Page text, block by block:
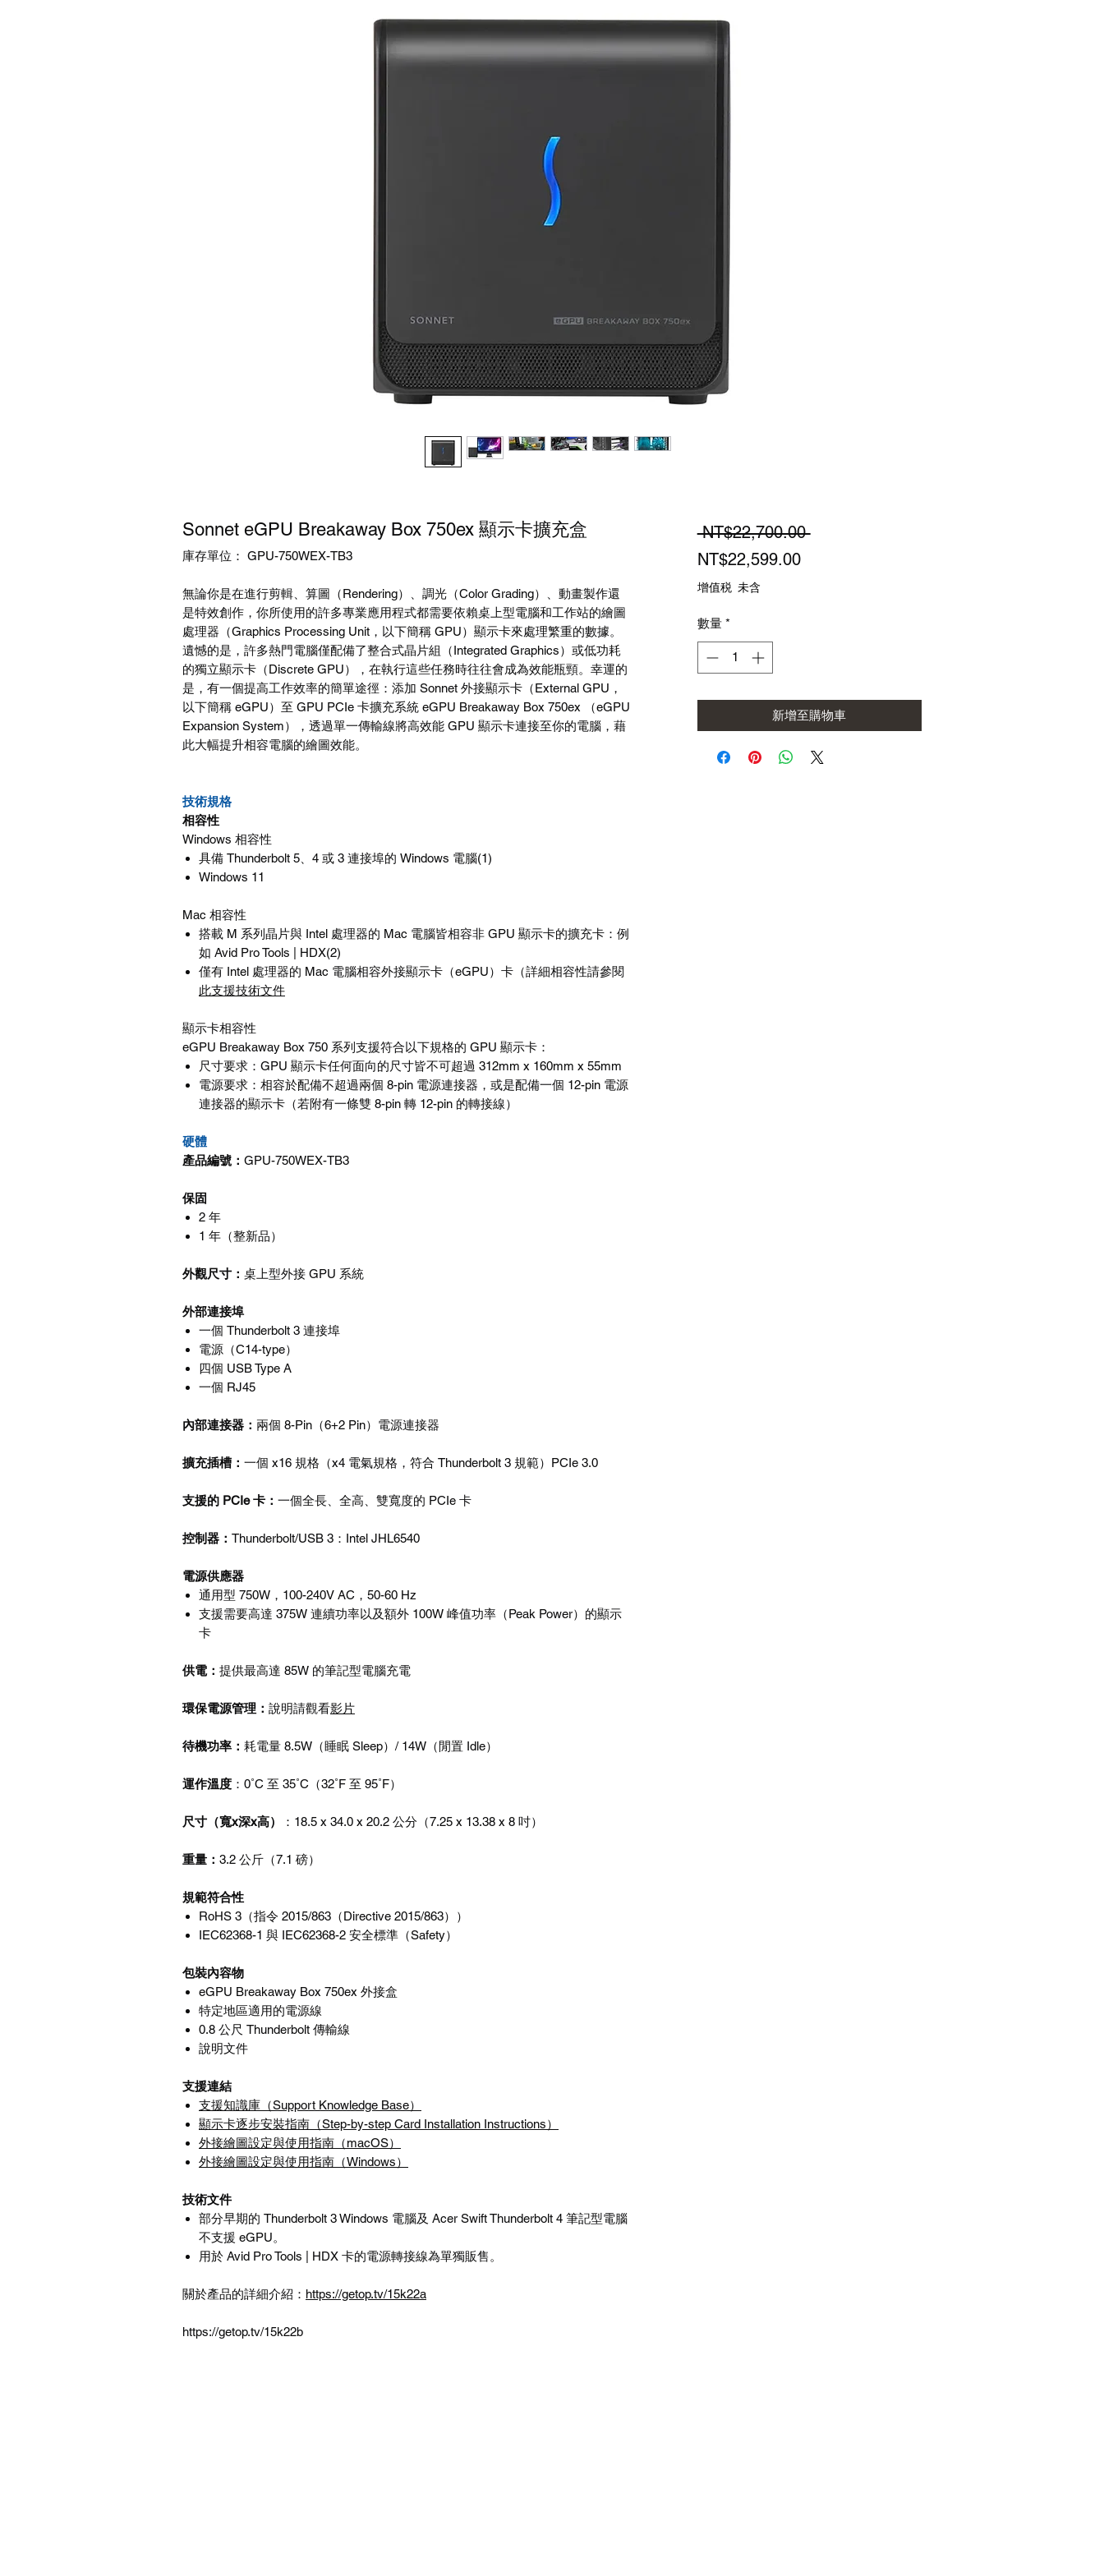
Sonnet eGPU Breakaway Box 750ex 顯示卡擴充盒
庫存單位： GPU-750WEX-TB3
無論你是在進行剪輯、算圖（Rendering）、調光（Color Grading）、動畫製作還
是特效創作，你所使用的許多專業應用程式都需要依賴桌上型電腦和工作站的繪圖
處理器（Graphics Processing Unit ，以下簡稱 GPU）顯示卡來處理繁重的數據。
遺憾的是，許多熱門電腦僅配備了整合式晶片組（Integrated Graphics）或低功耗
的獨立顯示卡（Discrete GPU），在執行這些任務時往往會成為效能瓶頸。幸運的
是，有一個提高工作效率的簡單途徑：添加 Sonnet 外接顯示卡（External GPU ，
以下簡稱 eGPU）至 GPU PCIe 卡擴充系統 eGPU Breakaway Box 750ex （eGPU
Expansion System），透過單一傳輸線將高效能 GPU 顯示卡連接至你的電腦，藉
此大幅提升相容電腦的繪圖效能。
技術規格
相容性
Windows 相容性
具備 Thunderbolt 5 4 或 3 連接埠的 Windows 電腦(1)
Windows 11
Mac 相容性
搭載 M 系列晶片與 Intel 處理器的 Mac 電腦皆相容非 GPU 顯示卡的擴充卡：例
如 Avid Pro Tools | HDX(2)
僅有 Intel 處理器的 Mac 電腦相容外接顯示卡（eGPU）卡（詳細相容性請參閱
此支援技術文件
顯示卡相容性
eGPU Breakaway Box 750 系列支援符合以下規格的 GPU 顯示卡：
尺寸要求： GPU 顯示卡任何面向的尺寸皆不可超過 312mm x 160mm x 55mm
電源要求：相容於配備不超過兩個 8-pin 電源連接器，或是配備一個 12-pin 電源
連接器的顯示卡（若附有一條雙 8-pin 轉 12-pin 的轉接線）
硬體
產品編號： GPU-750WEX-TB3
保固
2 年
1 年（整新品）
外觀尺寸 ： 桌上型外接 GPU 系統
外部連接埠
一個 Thunderbolt 3 連接埠
電源（C14-type）
四個 USB Type A
一個 RJ45
內部連接器： 兩個 8-Pin （6+2 Pin）電源連接器
擴充插槽： 一個 x16 規格（x4 電氣規格，符合 Thunderbolt 3 規範） PCIe 3.0
支援的 PCIe卡 ： 一個全長、全高、雙寬度的 PCIe 卡
控制器 ： Thunderbolt/USB 3 ： Intel JHL6540
電源供應器
通用型 750W ， 100-240V AC ， 50-60 Hz
支援需要高達 375W 連續功率以及額外 100W 峰值功率（Peak Power）的顯示
卡
供電： 提供最高達 85W 的筆記型電腦充電
環保電源管理： 說明請觀看影片
待機功率 ： 耗電量 8.5W （睡眠 Sleep） / 14W （閒置 Idle）
運作溫度 ： 0˚C 至 35˚C （32˚F 至 95˚F）
尺寸（寬x深x高） ： 18.5 x 34.0 x 20.2 公分（7.25 x 13.38 x 8 吋）
重量： 3.2 公斤（7.1 磅）
規範符合性
RoHS 3 （指令 2015/863 （Directive 2015/863））
IEC62368-1 與 IEC62368-2 安全標準（Safety）
包裝內容物
eGPU Breakaway Box 750ex 外接盒
特定地區適用的電源線
0.8 公尺 Thunderbolt 傳輸線
說明文件
支援連結
支援知識庫（Support Knowledge Base）
顯示卡逐步安裝指南（Step-by-step Card Installation Instructions）
外接繪圖設定與使用指南 （macOS）
外接繪圖設定與使用指南 （Windows）
技術文件
部分早期的 Thunderbolt 3 Windows 電腦及 Acer Swift Thunderbolt 4 筆記型電腦
不支援 eGPU。
用於 Avid Pro Tools | HDX 卡的電源轉接線為單獨販售。
關於產品的詳細介紹： https://getop.tv/15k22a
https://getop.tv/15k22b
NT$22,700.00 一
NT$22,599.00促
增值税 未含
數量 *
新增至購物車